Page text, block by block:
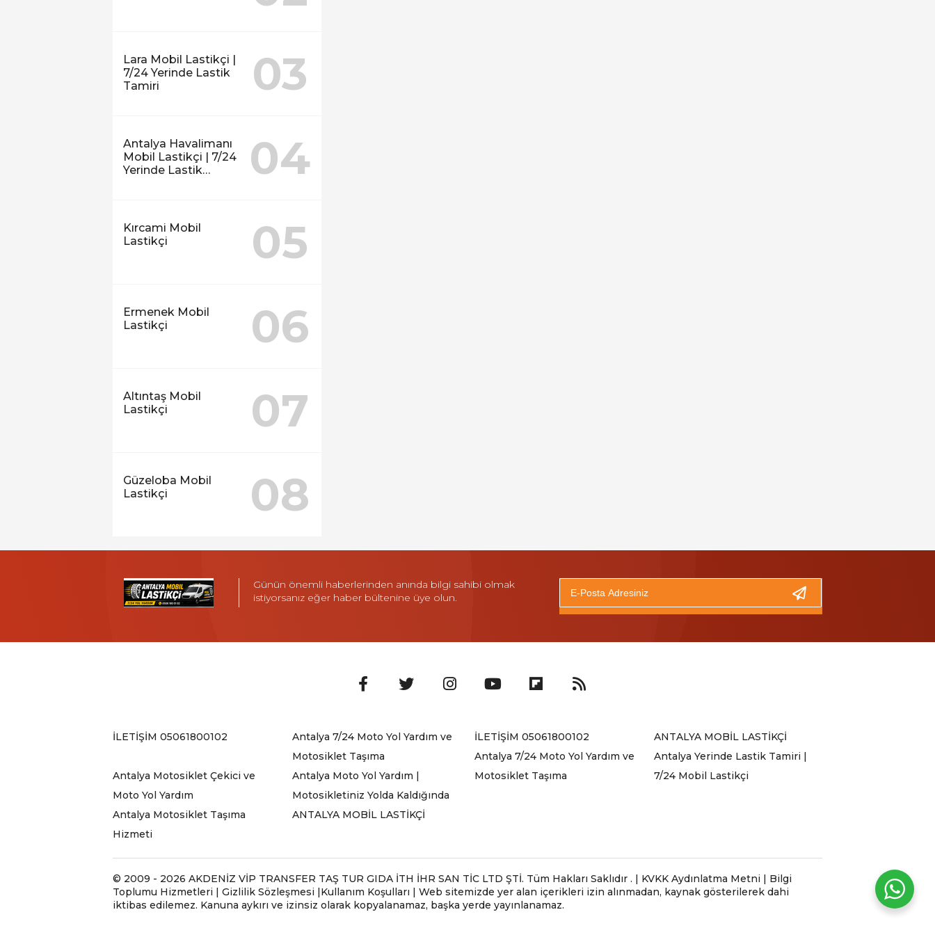
Lara Mobil Lastikçi |
7/24 Yerinde Lastik
Tamiri
03
Antalya Havalimanı
Mobil Lastikçi | 7/24
Yerinde Lastik
04
Kırcami Mobil
Lastikçi
05
Ermenek Mobil
Lastikçi
06
Altıntaş Mobil
Lastikçi
07
Güzeloba Mobil
Lastikçi
08
Günün önemli haberlerinden anında bilgi sahibi olmak
istiyorsanız eğer haber bültenine üye olun.
İLETİŞİM 05061800102
Antalya 7/24 Moto Yol Yardım ve
Motosiklet Taşıma
Antalya Motosiklet Çekici ve
Moto Yol Yardım
Antalya Moto Yol Yardım |
Motosikletiniz Yolda Kaldığında
Antalya Motosiklet Taşıma
Hizmeti
ANTALYA MOBİL LASTİKÇİ
İLETİŞİM 05061800102
ANTALYA MOBİL LASTİKÇİ
Antalya 7/24 Moto Yol Yardım ve
Motosiklet Taşıma
Antalya Yerinde Lastik Tamiri |
7/24 Mobil Lastikçi
© 2009 - 2026 AKDENİZ VİP TRANSFER TAŞ TUR GIDA İTH İHR SAN TİC LTD ŞTİ. Tüm Hakları Saklıdır . | KVKK Aydınlatma Metni | Bilgi
Toplumu Hizmetleri | Gizlilik Sözleşmesi |Kullanım Koşulları | Web sitemizde yer alan içerikleri izin alınmadan, kaynak gösterilerek dahi
iktibas edilemez. Kanuna aykırı ve izinsiz olarak kopyalanamaz, başka yerde yayınlanamaz.